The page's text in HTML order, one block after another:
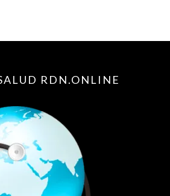
RDN.ONLINE